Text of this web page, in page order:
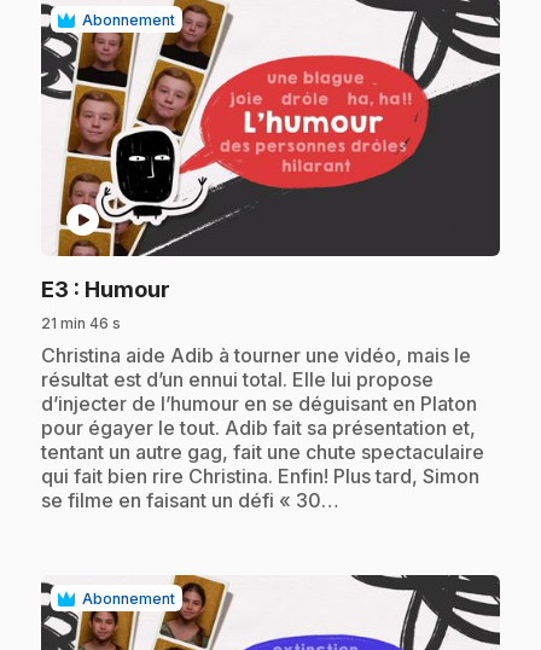
Abonnement
play_circle
E3 : Humour
21 min 46 s
.Christina aide Adib à tourner une vidéo, mais le
résultat est d’un ennui total. Elle lui propose
d’injecter de l’humour en se déguisant en Platon
pour égayer le tout. Adib fait sa présentation et,
tentant un autre gag, fait une chute spectaculaire
qui fait bien rire Christina. Enfin! Plus tard, Simon
se filme en faisant un défi « 30…
Abonnement